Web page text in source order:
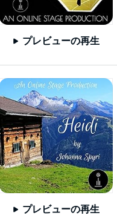
プレビューの再生
プレビューの再生